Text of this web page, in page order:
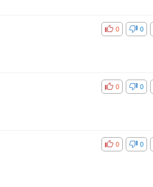
비공감 0
0
비공감 0
0
비공감 0
0